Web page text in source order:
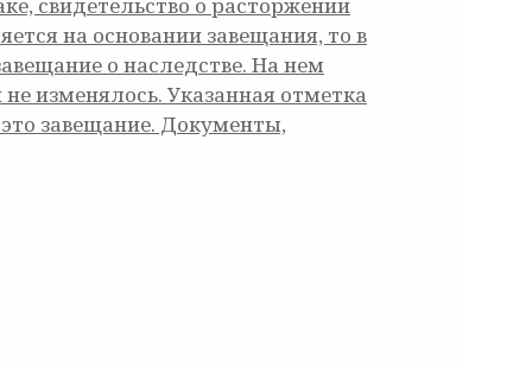
свидетельство о расторжении
на основании завещания, то в
о наследстве. На нем
изменялось. Указанная отметка
завещание. Документы,